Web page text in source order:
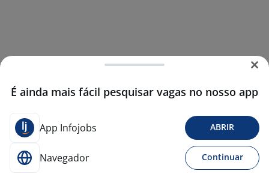
É ainda mais fácil pesquisar vagas no nosso app
App Infojobs ABRIR
Navegador Continuar